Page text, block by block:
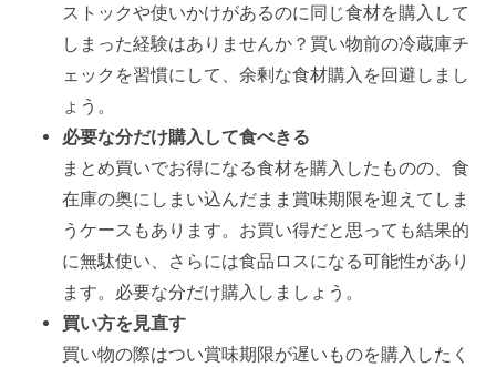
ストックや使いかけがあるのに同じ食材を購入して
しまった経験はありませんか？買い物前の冷蔵庫チ
ェックを習慣にして、余剰な食材購入を回避しまし
ょう。
必要な分だけ購入して食べきる
まとめ買いでお得になる食材を購入したものの、食
在庫の奥にしまい込んだまま賞味期限を迎えてしま
うケースもあります。お買い得だと思っても結果的
に無駄使い、さらには食品ロスになる可能性があり
ます。必要な分だけ購入しましょう。
買い方を見直す
買い物の際はつい賞味期限が遅いものを購入したく